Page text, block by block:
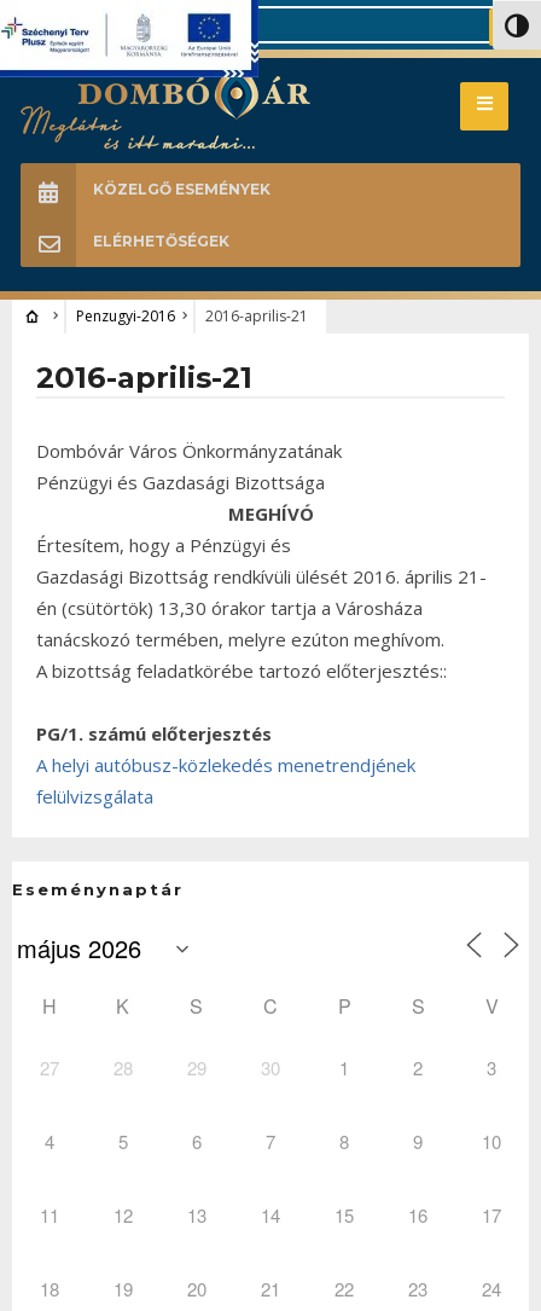
Search
KÖZELGŐ ESEMÉNYEK
ELÉRHETŐSÉGEK
Penzugyi-2016 2016-aprilis-21
2016-aprilis-21
Dombóvár Város Önkormányzatának
Pénzügyi és Gazdasági Bizottsága
MEGHÍVÓ
Értesítem, hogy a Pénzügyi és
Gazdasági Bizottság rendkívüli ülését 2016. április 21-
én (csütörtök) 13,30 órakor tartja a Városháza
tanácskozó termében, melyre ezúton meghívom.
A bizottság feladatkörébe tartozó előterjesztés::
PG/1. számú előterjesztés
A helyi autóbusz-közlekedés menetrendjének
felülvizsgálata
Eseménynaptár
H K S C P S V
27 28 29 30 1 2 3
4 5 6 7 8 9 10
11 12 13 14 15 16 17
18 19 20 21 22 23 24